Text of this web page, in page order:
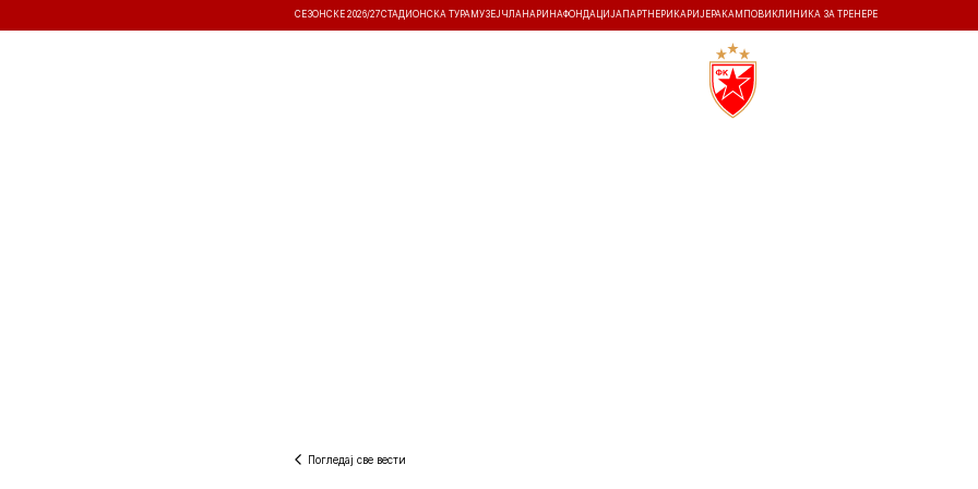
СЕЗОНСКЕ 2026/27СТАДИОНСКА ТУРА МУЗЕЈ ЧЛАНАРИНАФОНДАЦИЈА ПАРТНЕРИ КАРИЈЕРА КАМПОВИ КЛИНИКА ЗА ТРЕНЕРЕ
Погледај све вести